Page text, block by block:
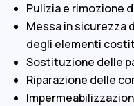
Pulizia e rimozione
Messa in sicurezza
degli elementi
Sostituzione delle
Riparazione delle